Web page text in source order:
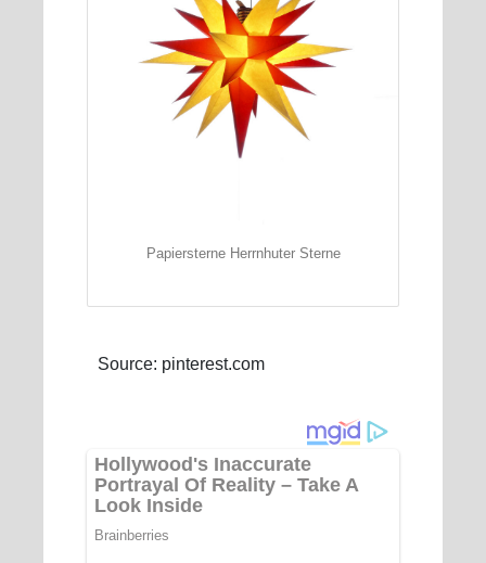
Papiersterne Herrnhuter Sterne
Source: pinterest.com